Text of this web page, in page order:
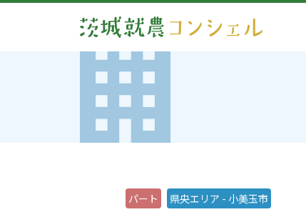
パート 県央エリア - 小美玉市